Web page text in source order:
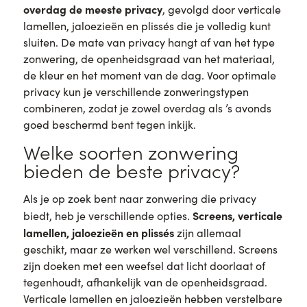
overdag de meeste privacy, gevolgd door verticale
lamellen, jaloezieën en plissés die je volledig kunt
sluiten. De mate van privacy hangt af van het type
zonwering, de openheidsgraad van het materiaal,
de kleur en het moment van de dag. Voor optimale
privacy kun je verschillende zonweringstypen
combineren, zodat je zowel overdag als ’s avonds
goed beschermd bent tegen inkijk.
Welke soorten zonwering
bieden de beste privacy?
Als je op zoek bent naar zonwering die privacy
biedt, heb je verschillende opties. Screens, verticale
lamellen, jaloezieën en plissészijn allemaal
geschikt, maar ze werken wel verschillend. Screens
zijn doeken met een weefsel dat licht doorlaat of
tegenhoudt, afhankelijk van de openheidsgraad.
Verticale lamellen en jaloezieën hebben verstelbare